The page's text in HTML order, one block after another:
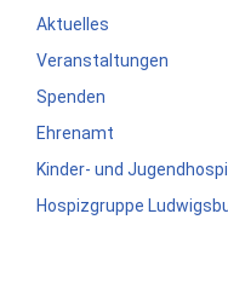
Aktuelles
Veranstaltungen
Spenden
Ehrenamt
Kinder- und
Hospizgruppe